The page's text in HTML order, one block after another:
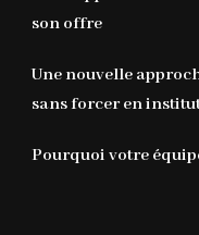
son offre
Une nouvelle
sans forcer en
Pourquoi votre